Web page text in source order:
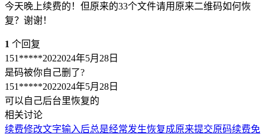
今天晚上续费的！但原来的33个文件请用原来二维码如何恢
复？谢谢！
1 个回复
151*****2022024年5月28日
是码被你自己删了?
151*****2022024年5月28日
可以自己后台里恢复的
相关讨论
续费修改文字输入后总是经常发生恢复成原来提交原码续费免